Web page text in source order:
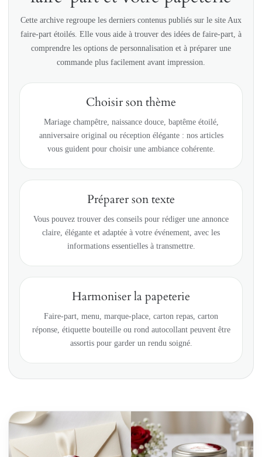
Cette archive regroupe les derniers contenus publiés sur le site Aux
faire-part étoilés. Elle vous aide à trouver des idées de faire-part, à
comprendre les options de personnalisation et à préparer une
commande plus facilement avant impression.
Choisir son thème
Mariage champêtre, naissance douce, baptême étoilé,
anniversaire original ou réception élégante : nos articles
vous guident pour choisir une ambiance cohérente.
Préparer son texte
Vous pouvez trouver des conseils pour rédiger une annonce
claire, élégante et adaptée à votre événement, avec les
informations essentielles à transmettre.
Harmoniser la papeterie
Faire-part, menu, marque-place, carton repas, carton
réponse, étiquette bouteille ou rond autocollant peuvent être
assortis pour garder un rendu soigné.